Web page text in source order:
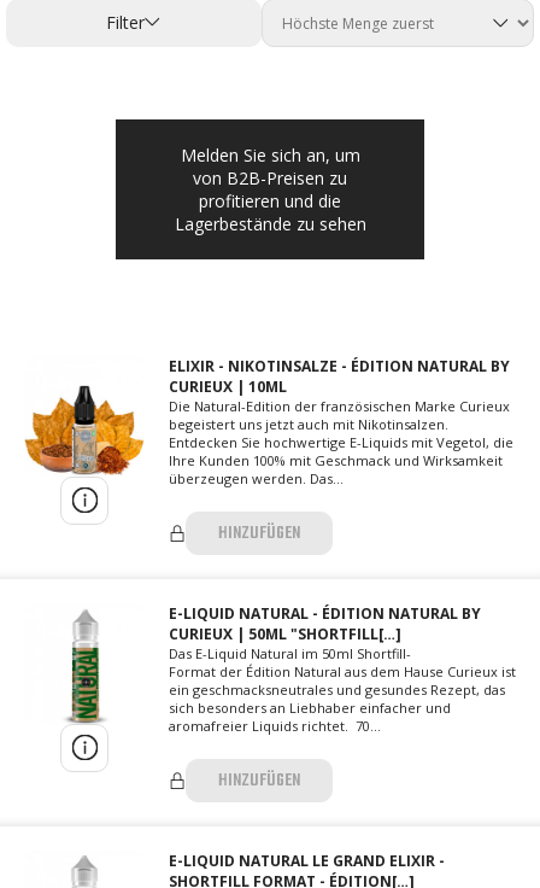
Filter
Melden Sie sich an, um
von B2B-Preisen zu
profitieren und die
Lagerbestände zu sehen
ELIXIR - NIKOTINSALZE - ÉDITION NATURAL BY
CURIEUX | 10ML
Die Natural-Edition der französischen Marke Curieux
begeistert uns jetzt auch mit Nikotinsalzen.
Entdecken Sie hochwertige E-Liquids mit Vegetol, die
Ihre Kunden 100% mit Geschmack und Wirksamkeit
überzeugen werden. Das...
HINZUFÜGEN
E-LIQUID NATURAL - ÉDITION NATURAL BY
CURIEUX | 50ML "SHORTFILL[…]
Das E-Liquid Natural im 50ml Shortfill-
Format der Édition Natural aus dem Hause Curieux ist
ein geschmacksneutrales und gesundes Rezept, das
sich besonders an Liebhaber einfacher und
aromafreier Liquids richtet. 70...
HINZUFÜGEN
E-LIQUID NATURAL LE GRAND ELIXIR -
SHORTFILL FORMAT - ÉDITION[…]